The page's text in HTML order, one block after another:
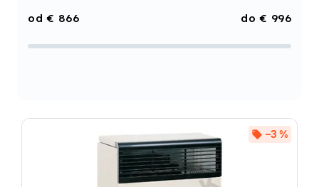
Abecedne
€ 866 € 996
–3 %